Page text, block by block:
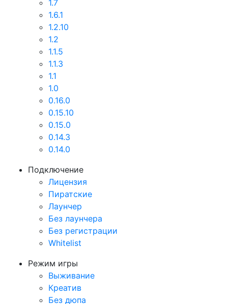
1.7
1.6.1
1.2.10
1.2
1.1.5
1.1.3
1.1
1.0
0.16.0
0.15.10
0.15.0
0.14.3
0.14.0
Подключение
Лицензия
Пиратские
Лаунчер
Без лаунчера
Без регистрации
Whitelist
Режим игры
Выживание
Креатив
Без дюпа